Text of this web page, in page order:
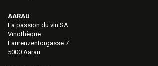
AARAU
La passion du vin SA
Vinothèque
Laurenzentorgasse 7
5000 Aarau